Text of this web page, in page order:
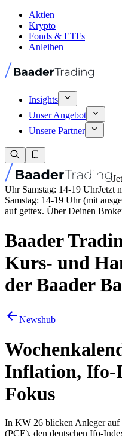
Aktien
Krypto
Fonds & ETFs
Anleihen
Insights
Unser Angebot
Unsere Partner
Uhr Samstag: 14-19 UhrJetzt
Samstag: 14-19 Uhr (mit
auf gettex. Über Deinen
Baader
Kurs- und
der Baader
Newshub
Inflation, Ifo-
Fokus
In KW 26 blicken Anleger auf
(PCE), den deutschen Ifo-